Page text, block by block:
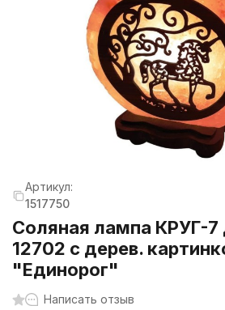
Артикул:
1517750
Соляная лампа КРУГ-7
12702 с дерев.
"Единорог"
Написать отзыв